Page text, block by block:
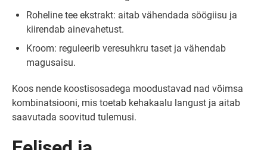
Roheline tee ekstrakt: aitab vähendada söögiisu ja
kiirendab ainevahetust.
Kroom: reguleerib veresuhkru taset ja vähendab
magusaisu.
Koos nende koostisosadega moodustavad nad võimsa
kombinatsiooni, mis toetab kehakaalu langust ja aitab
saavutada soovitud tulemusi.